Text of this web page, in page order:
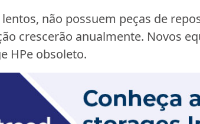
não possuem peças de
crescerão anualmente. Novos
HPe obsoleto.